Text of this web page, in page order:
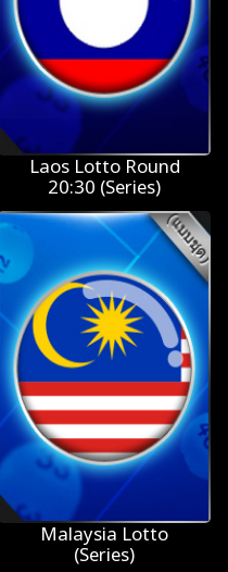
Laos Lotto Round
20:30 (Series)
Malaysia Lotto
(Series)